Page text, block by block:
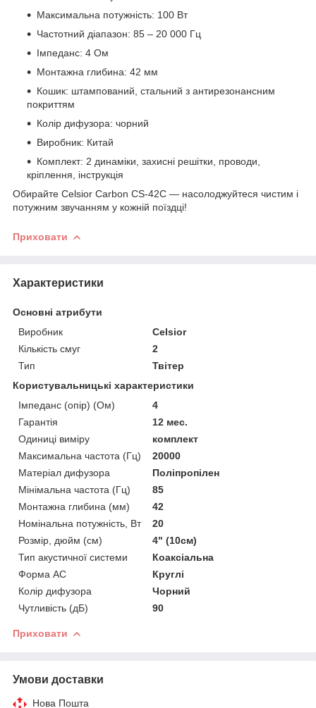
Максимальна потужність: 100 Вт
Частотний діапазон: 85 – 20 000 Гц
Імпеданс: 4 Ом
Монтажна глибина: 42 мм
Кошик: штампований, стальний з антирезонансним
покриттям
Колір дифузора: чорний
Виробник: Китай
Комплект: 2 динаміки, захисні решітки, проводи,
кріплення, інструкція
Обирайте Celsior Carbon CS-42C — насолоджуйтеся чистим і
потужним звучанням у кожній поїздці!
Приховати
Характеристики
Основні атрибути
Виробник
Celsior
Кількість смуг
2
Тип
Твітер
Користувальницькі характеристики
Імпеданс (опір) (Ом)
4
Гарантія
12 мес.
Одиниці виміру
комплект
Максимальна частота (Гц)
20000
Матеріал дифузора
Поліпропілен
Мінімальна частота (Гц)
85
Монтажна глибина (мм)
42
Номінальна потужність, Вт
20
Розмір, дюйм (см)
4" (10см)
Тип акустичної системи
Коаксіальна
Форма АС
Круглі
Колір дифузора
Чорний
Чутливість (дБ)
90
Приховати
Умови доставки
Нова Пошта